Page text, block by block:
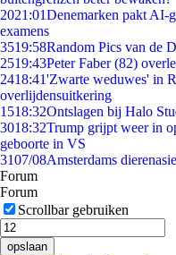
2021:01Denemarken pakt AI-
examens
3519:58Random Pics van de
2519:43Peter Faber (82)
2418:41'Zwarte weduwes' in
overlijdensuitkering
1518:32Ontslagen bij Halo
3018:32Trump grijpt weer in
geboorte in VS
3107/08Amsterdams
Forum
Forum
Scrollbar gebruiken
opslaan